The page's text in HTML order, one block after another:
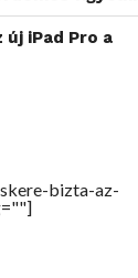
iPad Pro a
bizta-az-